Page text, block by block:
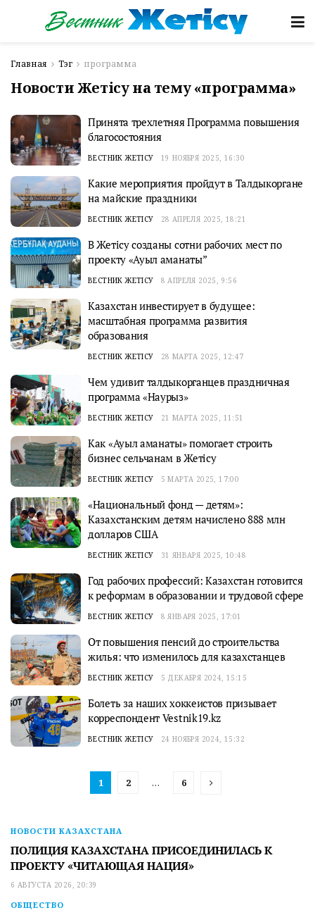
Главная Тэг программа
Новости Жетісу на тему «программа»
Принята трехлетняя Программа повышения
благосостояния
ВЕСТНИК ЖЕТІСУ 19 НОЯБРЯ 2025, 16:30
Какие мероприятия пройдут в Талдыкоргане
на майские праздники
ВЕСТНИК ЖЕТІСУ 28 АПРЕЛЯ 2025, 18:21
В Жетісу созданы сотни рабочих мест по
проекту «Ауыл аманаты”
ВЕСТНИК ЖЕТІСУ 8 АПРЕЛЯ 2025, 9:56
Казахстан инвестирует в будущее:
масштабная программа развития
образования
ВЕСТНИК ЖЕТІСУ 28 МАРТА 2025, 12:47
Чем удивит талдыкорганцев праздничная
программа «Наурыз»
ВЕСТНИК ЖЕТІСУ 21 МАРТА 2025, 11:51
Как «Ауыл аманаты» помогает строить
бизнес сельчанам в Жетiсу
ВЕСТНИК ЖЕТІСУ 5 МАРТА 2025, 17:00
«Национальный фонд — детям»:
Казахстанским детям начислено 888 млн
долларов США
ВЕСТНИК ЖЕТІСУ 31 ЯНВАРЯ 2025, 10:48
Год рабочих профессий: Казахстан готовится
к реформам в образовании и трудовой сфере
ВЕСТНИК ЖЕТІСУ 8 ЯНВАРЯ 2025, 17:01
От повышения пенсий до строительства
жилья: что изменилось для казахстанцев
ВЕСТНИК ЖЕТІСУ 5 ДЕКАБРЯ 2024, 15:15
Болеть за наших хоккеистов призывает
корреспондент Vestnik19.kz
ВЕСТНИК ЖЕТІСУ 24 НОЯБРЯ 2024, 15:32
1 2 … 6
НОВОСТИ КАЗАХСТАНА
ПОЛИЦИЯ КАЗАХСТАНА ПРИСОЕДИНИЛАСЬ К
ПРОЕКТУ «ЧИТАЮЩАЯ НАЦИЯ»
6 АВГУСТА 2026, 20:39
ОБЩЕСТВО